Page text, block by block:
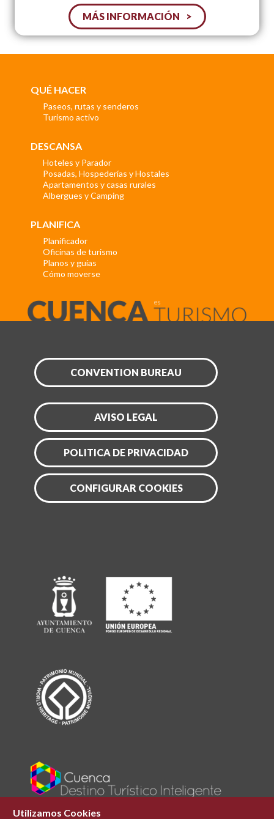
MÁS INFORMACIÓN
QUÉ HACER
Paseos, rutas y senderos
Turismo activo
DESCANSA
Hoteles y Parador
Posadas, Hospederías y Hostales
Apartamentos y casas rurales
Albergues y Camping
PLANIFICA
Planificador
Oficinas de turismo
Planos y guías
Cómo moverse
CONVENTION BUREAU
AVISO LEGAL
POLITICA DE PRIVACIDAD
CONFIGURAR COOKIES
Utilizamos Cookies